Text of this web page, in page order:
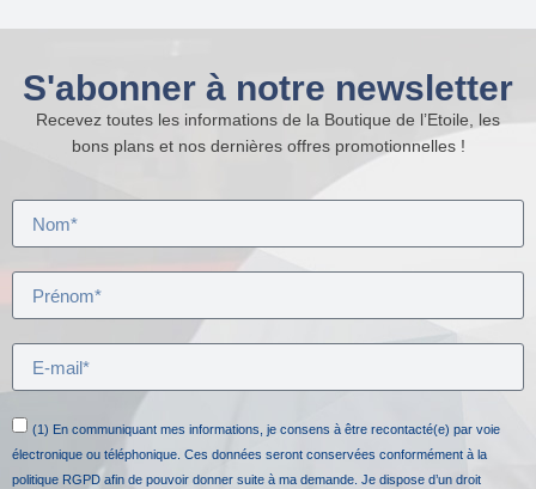
S'abonner à notre newsletter
Recevez toutes les informations de la Boutique de l’Etoile, les
bons plans et nos dernières offres promotionnelles !
(1) En communiquant mes informations, je consens à être recontacté(e) par voie
électronique ou téléphonique. Ces données seront conservées conformément à la
politique RGPD afin de pouvoir donner suite à ma demande. Je dispose d’un droit